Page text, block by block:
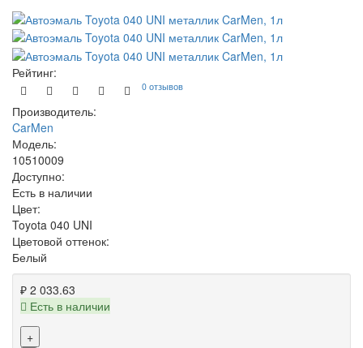
Рейтинг:
0 отзывов
Производитель:
CarMen
Модель:
10510009
Доступно:
Есть в наличии
Цвет:
Toyota 040 UNI
Цветовой оттенок:
Белый
₽ 2 033.63
Есть в наличии
+